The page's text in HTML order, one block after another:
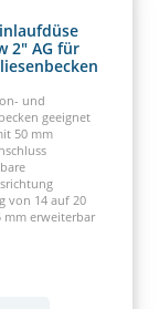
2" AG für
und
geeignet
50 mm
von 14 auf 20
mm erweiterbar